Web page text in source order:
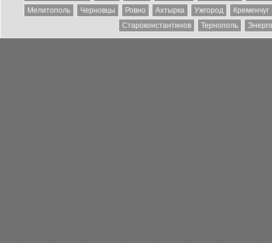
Мелитополь
Черновцы Ровно Ахтырка Ужгород
Кременчуг
Староконстантинов
Тернополь